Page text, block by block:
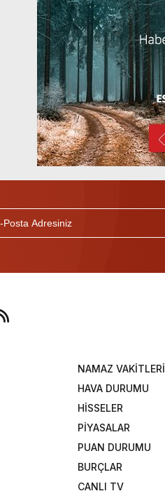
NAMAZ VAKİTLERİ
HAVA DURUMU
HİSSELER
PİYASALAR
PUAN DURUMU
BURÇLAR
CANLI TV